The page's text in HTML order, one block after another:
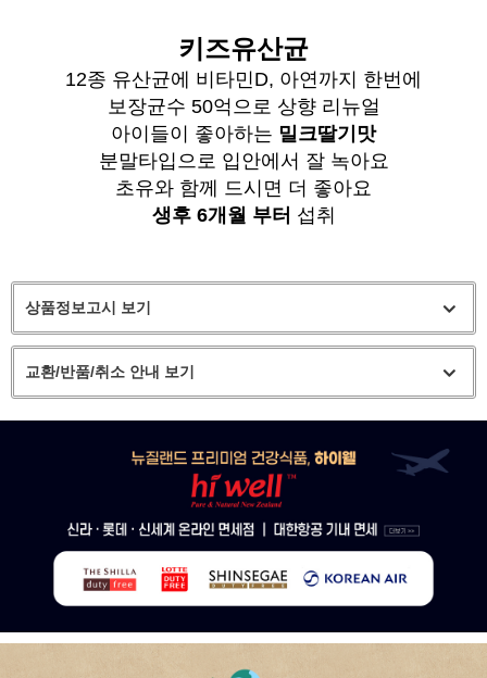
키즈유산균
12종 유산균에 비타민D, 아연까지 한번에
보장균수 50억으로 상향 리뉴얼
아이들이 좋아하는 밀크딸기맛
분말타입으로 입안에서 잘 녹아요
초유와 함께 드시면 더 좋아요
생후 6개월 부터 섭취
상품정보고시 보기
교환/반품/취소 안내 보기